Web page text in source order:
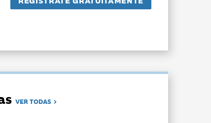
VER TODAS